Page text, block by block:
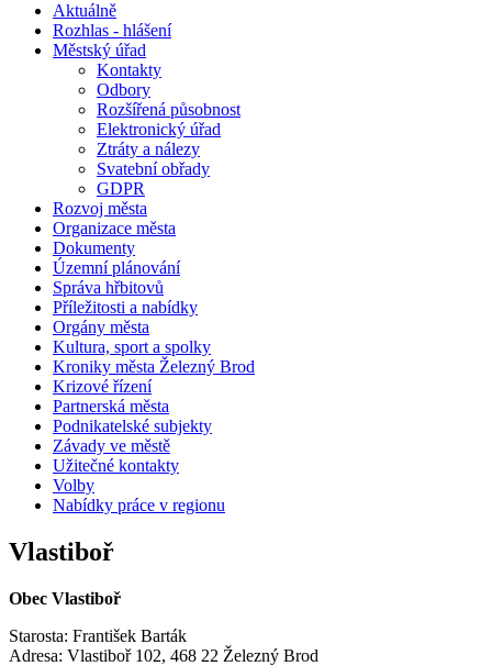
Aktuálně
Rozhlas - hlášení
Městský úřad
Kontakty
Odbory
Rozšířená působnost
Elektronický úřad
Ztráty a nálezy
Svatební obřady
GDPR
Rozvoj města
Organizace města
Dokumenty
Územní plánování
Správa hřbitovů
Příležitosti a nabídky
Orgány města
Kultura, sport a spolky
Kroniky města Železný Brod
Krizové řízení
Partnerská města
Podnikatelské subjekty
Závady ve městě
Užitečné kontakty
Volby
Nabídky práce v regionu
Vlastiboř
Obec Vlastiboř
Starosta: František Barták
Adresa: Vlastiboř 102, 468 22 Železný Brod